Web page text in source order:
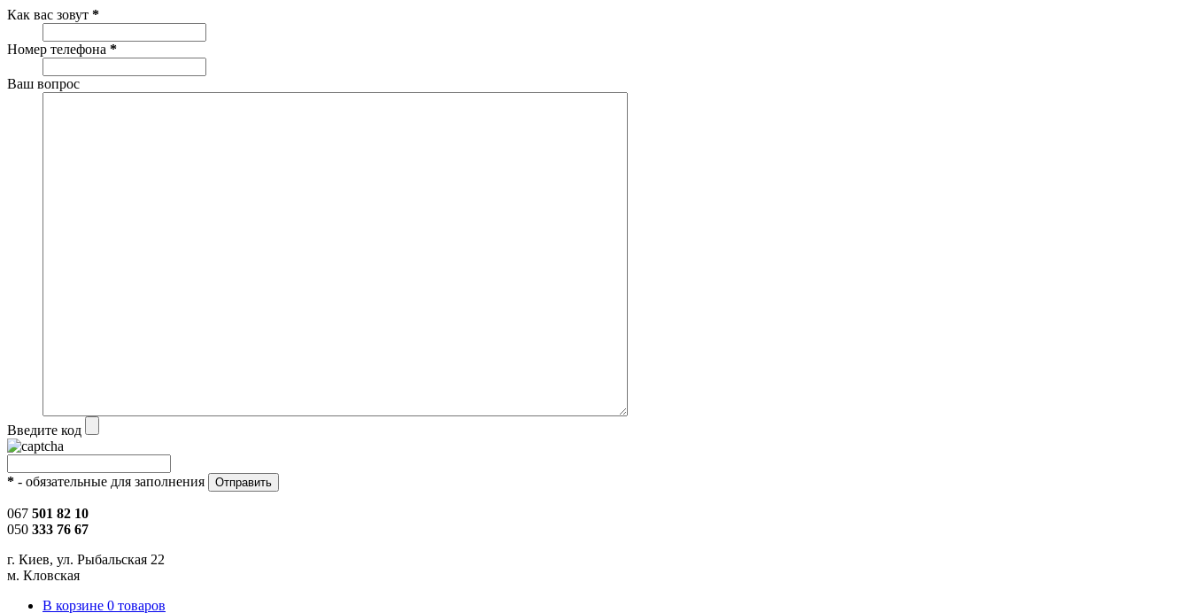
Как вас зовут *
Номер телефона *
Ваш вопрос
Введите код
* - обязательные для заполнения
067 501 82 10
050 333 76 67
г. Киев, ул. Рыбальская 22
м. Кловская
В корзине 0 товаров